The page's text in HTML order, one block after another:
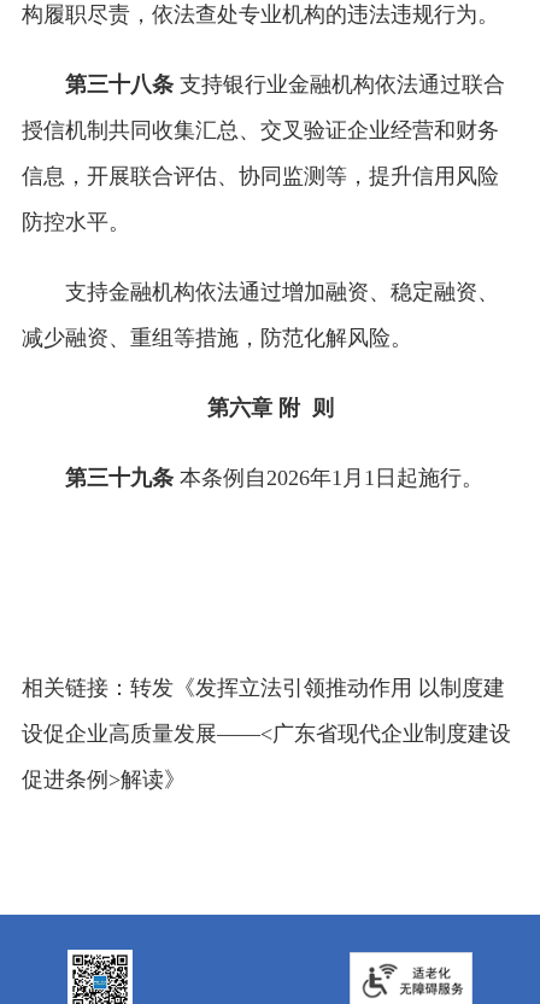
构履职尽责，依法查处专业机构的违法违规行为。
第三十八条支持银行业金融机构依法通过联合
授信机制共同收集汇总、交叉验证企业经营和财务
信息，开展联合评估、协同监测等，提升信用风险
防控水平。
支持金融机构依法通过增加融资、稳定融资、
减少融资、重组等措施，防范化解风险。
第六章 附 则
第三十九条本条例自2026年1月1日起施行。
相关链接： 转发《发挥立法引领推动作用 以制度建
设促企业高质量发展——<广东省现代企业制度建设
促进条例>解读》